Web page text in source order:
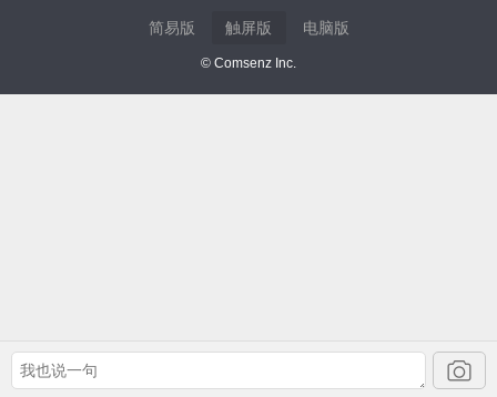
简易版 触屏版 电脑版
© Comsenz Inc.